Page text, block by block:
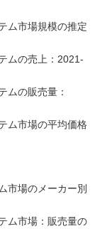
ム市場規模の推定
ムの売上：2021-
ムの販売量：
ム市場の平均価格
市場のメーカー別
ム市場：販売量の